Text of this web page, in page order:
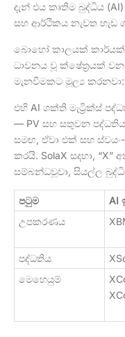
දැන් එය කෘතිම බුද්ධිය
සහ ආර්ථිකය නැවත හැඩ
බොහෝ කාලයක්
ධාවනය වූ ක්ෂේත්‍රයක් වන
මැනවීමකට මූල්‍ය කරනවා:
එහි AI ශක්ති මැට්‍රික්ස්
— PV සහ සතුවන
සමඟ, ඒවා එක් සහ
කරයි. SolaX සදහා,
සම්බන්ධවූවා, සියල්ල
පටුම AI
උපකරණය
පද්ධතිය
මෙහෙයුම්